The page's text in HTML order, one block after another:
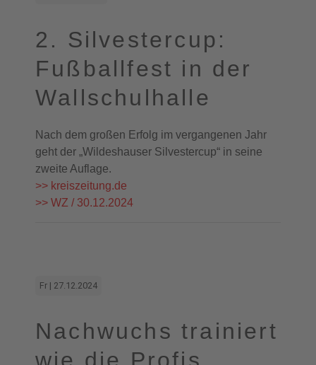
2. Silvestercup:
Fußballfest in der
Wallschulhalle
Nach dem großen Erfolg im vergangenen Jahr
geht der „Wildeshauser Silvestercup“ in seine
zweite Auflage.
>> kreiszeitung.de
>> WZ / 30.12.2024
Fr | 27.12.2024
Nachwuchs trainiert